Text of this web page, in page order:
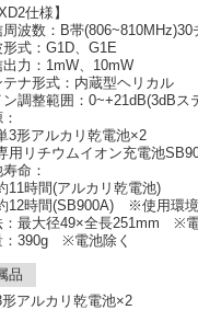
仕様】
波数：B帯
式：G1D、G1E
力：1mW、10mW
ナ形式：内蔵型ヘリカル
調整範囲：0~+21dB(3dBス
3形アルカリ乾電池×2
用リチウムイオン充電池
命：
11時間(アルカリ乾電池)
12時間(SB900A) ※使用環境
：最大径49×全長251mm ※電
：390g ※電池除く
品
形アルカリ乾電池×2